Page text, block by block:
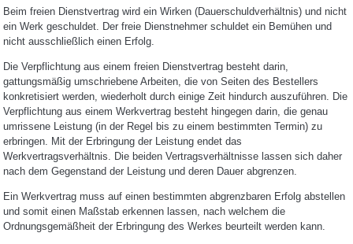
Beim freien Dienstvertrag wird ein Wirken (Dauerschuldverhältnis) und nicht
ein Werk geschuldet. Der freie Dienstnehmer schuldet ein Bemühen und
nicht ausschließlich einen Erfolg.
Die Verpflichtung aus einem freien Dienstvertrag besteht darin,
gattungsmäßig umschriebene Arbeiten, die von Seiten des Bestellers
konkretisiert werden, wiederholt durch einige Zeit hindurch auszuführen. Die
Verpflichtung aus einem Werkvertrag besteht hingegen darin, die genau
umrissene Leistung (in der Regel bis zu einem bestimmten Termin) zu
erbringen. Mit der Erbringung der Leistung endet das
Werkvertragsverhältnis. Die beiden Vertragsverhältnisse lassen sich daher
nach dem Gegenstand der Leistung und deren Dauer abgrenzen.
Ein Werkvertrag muss auf einen bestimmten abgrenzbaren Erfolg abstellen
und somit einen Maßstab erkennen lassen, nach welchem die
Ordnungsgemäßheit der Erbringung des Werkes beurteilt werden kann.